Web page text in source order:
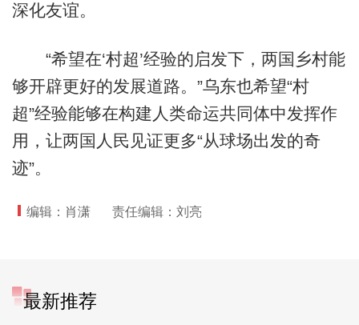
深化友谊。
“希望在‘村超’经验的启发下，两国乡村能
够开辟更好的发展道路。”乌东也希望“村
超”经验能够在构建人类命运共同体中发挥作
用，让两国人民见证更多“从球场出发的奇
迹”。
编辑：肖潇 责任编辑：刘亮
最新推荐